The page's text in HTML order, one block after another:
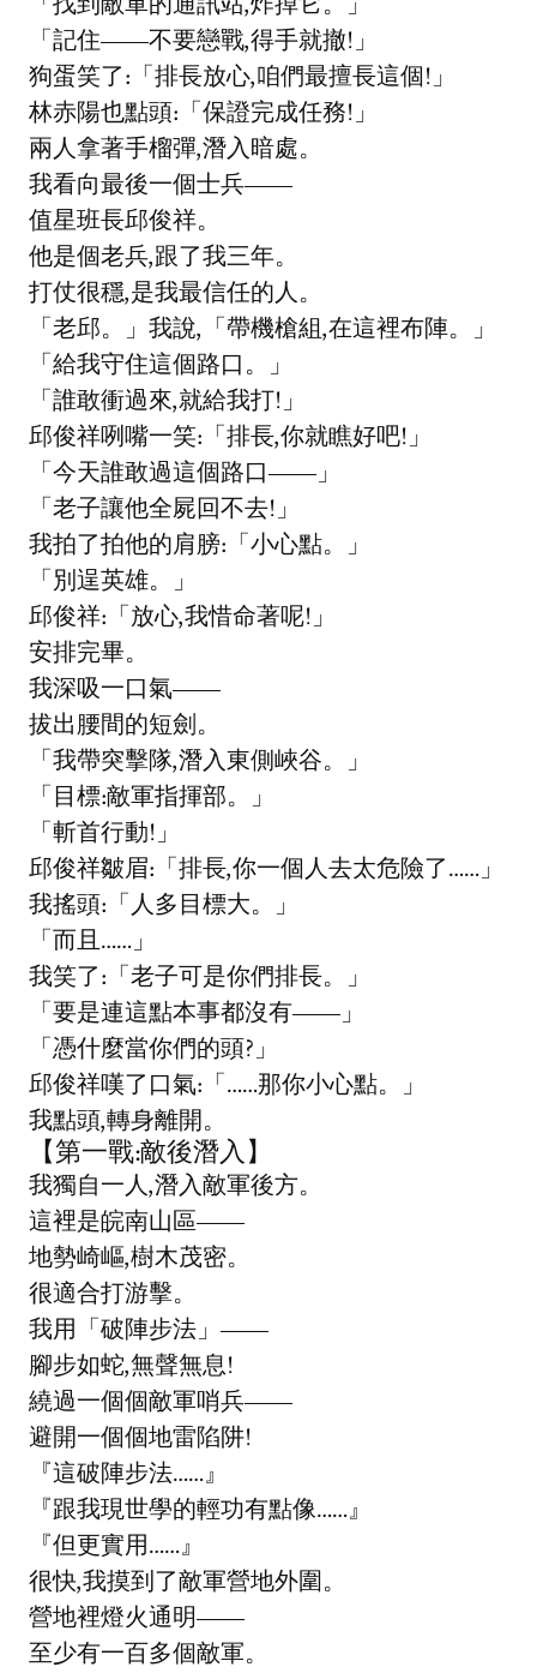
「記住——不要戀戰,得手就撤!」
狗蛋笑了:「排長放心,咱們最擅長這個!」
林赤陽也點頭:「保證完成任務!」
兩人拿著手榴彈,潛入暗處。
我看向最後一個士兵——
值星班長邱俊祥。
他是個老兵,跟了我三年。
打仗很穩,是我最信任的人。
「老邱。」我說,「帶機槍組,在這裡布陣。」
「給我守住這個路口。」
「誰敢衝過來,就給我打!」
邱俊祥咧嘴一笑:「排長,你就瞧好吧!」
「今天誰敢過這個路口——」
「老子讓他全屍回不去!」
我拍了拍他的肩膀:「小心點。」
「別逞英雄。」
邱俊祥:「放心,我惜命著呢!」
安排完畢。
我深吸一口氣——
拔出腰間的短劍。
「我帶突擊隊,潛入東側峽谷。」
「目標:敵軍指揮部。」
「斬首行動!」
邱俊祥皺眉:「排長,你一個人去太危險了……」
我搖頭:「人多目標大。」
「而且……」
我笑了:「老子可是你們排長。」
「要是連這點本事都沒有——」
「憑什麼當你們的頭?」
邱俊祥嘆了口氣:「……那你小心點。」
我點頭,轉身離開。
【第一戰:敵後潛入】
我獨自一人,潛入敵軍後方。
這裡是皖南山區——
地勢崎嶇,樹木茂密。
很適合打游擊。
我用「破陣步法」——
腳步如蛇,無聲無息!
繞過一個個敵軍哨兵——
避開一個個地雷陷阱!
『這破陣步法……』
『跟我現世學的輕功有點像……』
『但更實用……』
很快,我摸到了敵軍營地外圍。
營地裡燈火通明——
至少有一百多個敵軍。